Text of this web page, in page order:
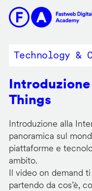
contenuto
Technology &
Things
Introduzione alla
panoramica sul
piattaforme e
ambito.
Il video on demand
partendo da cos’è,